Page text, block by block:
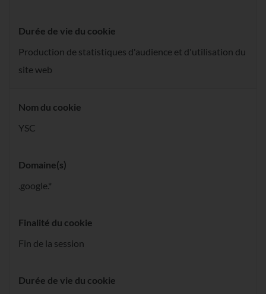
Durée de vie du cookie
Production de statistiques d'audience et d'utilisation du
site web
Nom du cookie
YSC
Domaine(s)
.google.*
Finalité du cookie
Fin de la session
Durée de vie du cookie